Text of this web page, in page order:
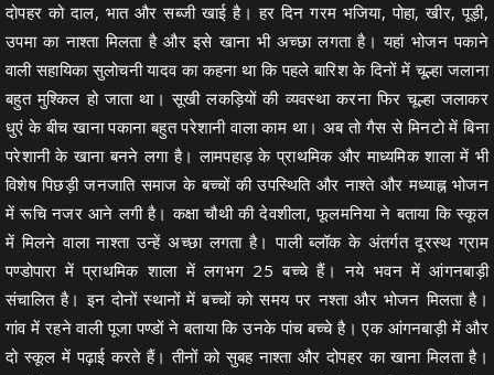
दोपहर को दाल, भात और सब्जी खाई है। हर दिन गरम भजिया, पोहा, खीर, पूड़ी,
उपमा का नाश्ता मिलता है और इसे खाना भी अच्छा लगता है। यहां भोजन पकाने
वाली सहायिका सुलोचनी यादव का कहना था कि पहले बारिश के दिनों में चूल्हा जलाना
बहुत मुश्किल हो जाता था। सूखी लकड़ियों की व्यवस्था करना फिर चूल्हा जलाकर
धुएं के बीच खाना पकाना बहुत परेशानी वाला काम था। अब तो गैस से मिनटो में बिना
परेशानी के खाना बनने लगा है। लामपहाड़ के प्राथमिक और माध्यमिक शाला में भी
विशेष पिछड़ी जनजाति समाज के बच्चों की उपस्थिति और नाश्ते और मध्याह्न भोजन
में रूचि नजर आने लगी है। कक्षा चौथी की देवशीला, फूलमनिया ने बताया कि स्कूल
में मिलने वाला नाश्ता उन्हें अच्छा लगता है। पाली ब्लॉक के अंतर्गत दूरस्थ ग्राम
पण्डोपारा में प्राथमिक शाला में लगभग 25 बच्चे हैं। नये भवन में आंगनबाड़ी
संचालित है। इन दोनों स्थानों में बच्चों को समय पर नश्ता और भोजन मिलता है।
गांव में रहने वाली पूजा पण्डों ने बताया कि उनके पांच बच्चे है। एक आंगनबाड़ी में और
दो स्कूल में पढ़ाई करते हैं। तीनों को सुबह नाश्ता और दोपहर का खाना मिलता है।